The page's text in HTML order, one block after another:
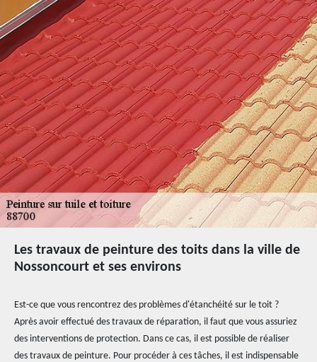
Les travaux de peinture des toits dans la ville de
Nossoncourt et ses environs
Est-ce que vous rencontrez des problèmes d'étanchéité sur le toit ?
Après avoir effectué des travaux de réparation, il faut que vous assuriez
des interventions de protection. Dans ce cas, il est possible de réaliser
des travaux de peinture. Pour procéder à ces tâches, il est indispensable